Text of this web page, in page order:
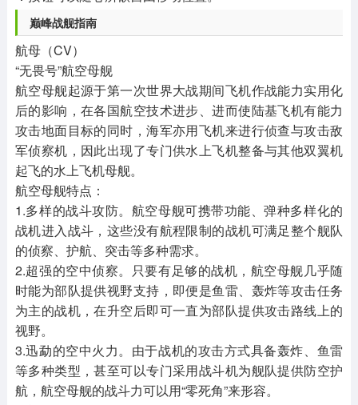
巅峰战舰指南
航母（CV）
“无畏号”航空母舰
航空母舰起源于第一次世界大战期间飞机作战能力实用化
后的影响，在各国航空技术进步、进而使陆基飞机有能力
攻击地面目标的同时，海军亦用飞机来进行侦查与攻击敌
军侦察机，因此出现了专门供水上飞机整备与其他双翼机
起飞的水上飞机母舰。
航空母舰特点：
1.多样的战斗攻防。航空母舰可携带功能、弹种多样化的
战机进入战斗，这些没有航程限制的战机可满足整个舰队
的侦察、护航、突击等多种需求。
2.超强的空中侦察。只要有足够的战机，航空母舰几乎随
时能为部队提供视野支持，即便是鱼雷、轰炸等攻击任务
为主的战机，在升空后即可一直为部队提供攻击路线上的
视野。
3.迅勐的空中火力。由于战机的攻击方式具备轰炸、鱼雷
等多种类型，甚至可以专门采用战斗机为舰队提供防空护
航，航空母舰的战斗力可以用“零死角”来形容。